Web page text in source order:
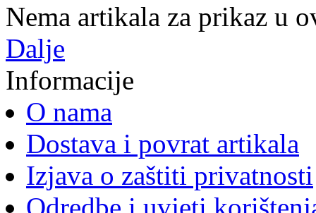
Nema artikala za prikaz u
Dalje
Informacije
O nama
Dostava i povrat artikala
Izjava o zaštiti privatnosti
Odredbe i uvjeti